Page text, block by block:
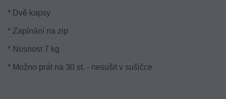
* Dvě kapsy
* Zapínání na zip
* Nosnost 7 kg
* Možno prát na 30 st. - nesušit v sušičce